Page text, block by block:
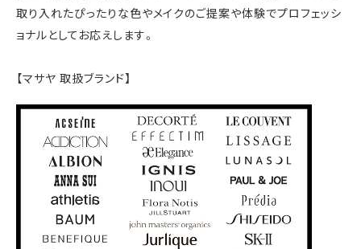
取り入れたぴったりな色やメイクのご提案や体験でプロフェッシ
ョナルとしてお応えします。
【マサヤ 取扱ブランド】